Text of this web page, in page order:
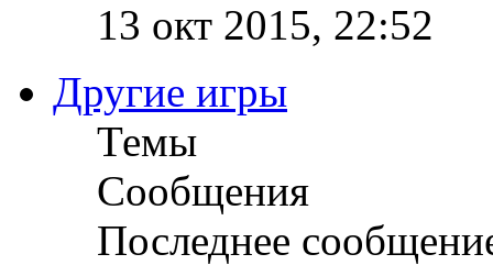
13 окт 2015, 22:52
Другие игры
Темы
Сообщения
Последнее